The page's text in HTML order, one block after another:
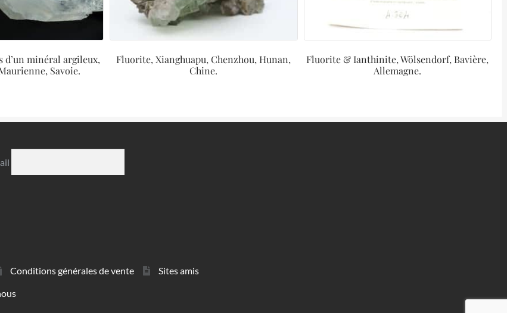
d’un minéral argileux,
Savoie.
Fluorite, Xianghuapu, Chenzhou, Hunan,
Chine.
Fluorite & Ianthinite, Wölsendorf, Bavière,
Allemagne.
Conditions générales de vente
Sites amis